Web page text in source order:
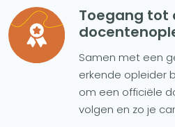
Toegang tot
Samen met een
erkende opleider
om een officiële
volgen en zo je